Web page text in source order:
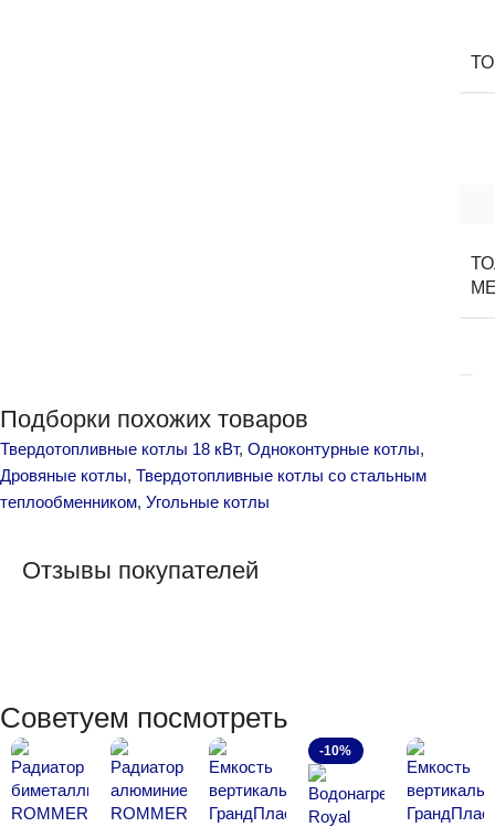
Подборки похожих товаров
Твердотопливные котлы 18 кВт, Одноконтурные котлы,
Дровяные котлы, Твердотопливные котлы со стальным
теплообменником, Угольные котлы
Отзывы покупателей
Советуем посмотреть
-10%